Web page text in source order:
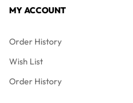
MY ACCOUNT
Order History
Wish List
Order History